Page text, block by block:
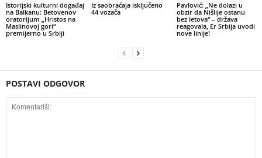
Istorijski kulturni događaj
na Balkanu: Betovenov
oratorijum „Hristos na
Maslinovoj gori“
premijerno u Srbiji
Iz saobraćaja isključeno
44 vozača
Pavlović: „Ne dolazi u
obzir da Nišlije ostanu
bez letova“ – država
reagovala, Er Srbija uvodi
nove linije!
POSTAVI ODGOVOR